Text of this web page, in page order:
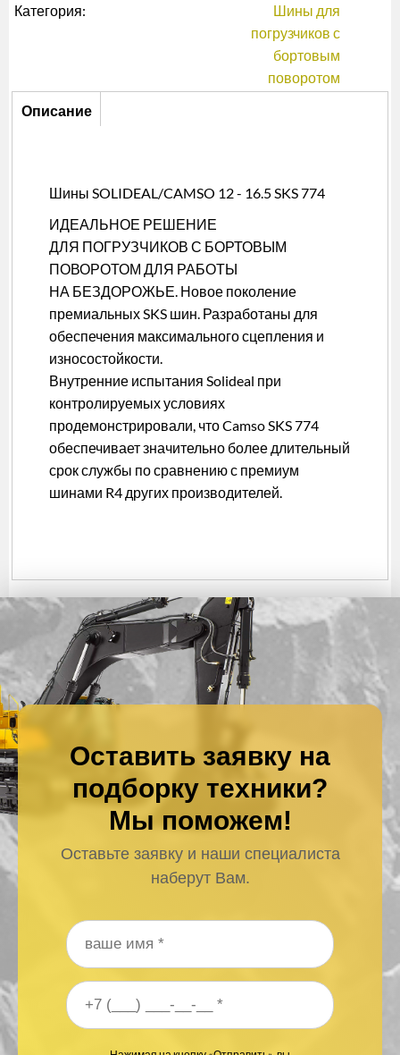
Категория:
Шины для
погрузчиков с
бортовым
поворотом
Описание
Описание
Шины SOLIDEAL/CAMSO 12 - 16.5 SKS 774
ИДЕАЛЬНОЕ РЕШЕНИЕ
ДЛЯ ПОГРУЗЧИКОВ С БОРТОВЫМ
ПОВОРОТОМ ДЛЯ РАБОТЫ
НА БЕЗДОРОЖЬЕ. Новое поколение
премиальных SKS шин. Разработаны для
обеспечения максимального сцепления и
износостойкости.
Внутренние испытания Solideal при
контролируемых условиях
продемонстрировали, что Camso SKS 774
обеспечивает значительно более длительный
срок службы по сравнению с премиум
шинами R4 других производителей.
Оставить заявку на
подборку техники?
Мы поможем!
Оставьте заявку и наши специалиста
наберут Вам.
Ваше имя*
Ваш номер телефона*